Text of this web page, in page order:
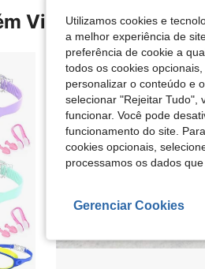
Visitaram
Utilizamos cookies e
a melhor experiência de
preferência de cookie a
todos os cookies
personalizar o conteúdo e
selecionar "Rejeitar Tudo",
funcionar. Você pode
funcionamento do site.
cookies opcionais,
processamos os dados
Gerenciar Cookies